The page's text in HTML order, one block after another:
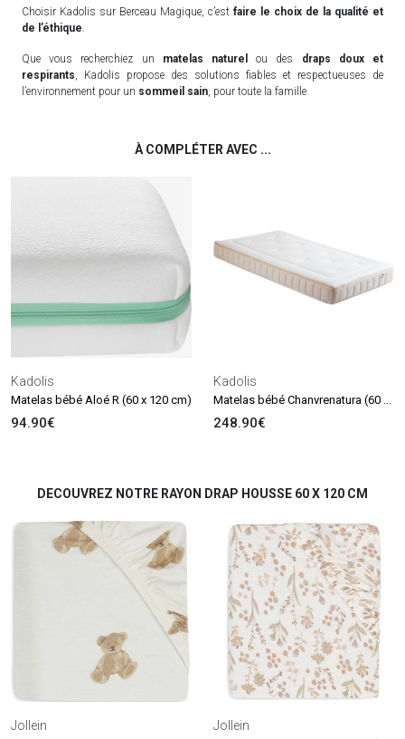
Choisir Kadolis sur Berceau Magique, c’est faire le choix de la qualité et
de l’éthique.
Que vous recherchiez un matelas naturel ou des draps doux et
respirants, Kadolis propose des solutions fiables et respectueuses de
l’environnement pour un sommeil sain, pour toute la famille.
À COMPLÉTER AVEC ...
Kadolis
Matelas bébé Aloé R (60 x 120 cm)
94.90€
Kadolis
248.90€
DECOUVREZ NOTRE RAYON DRAP HOUSSE 60 X 120 CM
Jollein
Jollein